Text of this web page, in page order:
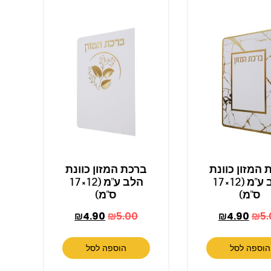
המזון כוונת
הלב ע"מ (12×17
ס"מ)
₪
₪4.90
הוספה לסל
ברכת המזון כוונת
הלב ע"מ (12×17
ס"מ)
₪5.00
₪4.90
הוספה לסל